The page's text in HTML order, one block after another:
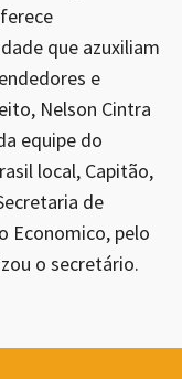
que azuxiliam
e
Nelson Cintra
equipe do
local, Capitão,
de
Economico, pelo
o secretário.